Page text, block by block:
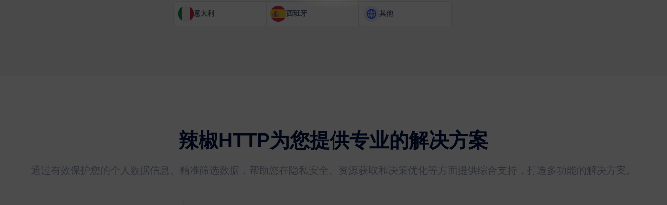
意大利 西班牙 其他
辣椒HTTP为您提供专业的解决方案
通过有效保护您的个人数据信息、精准筛选数据，帮助您在隐私安全、资源获取和决策优化等方面提供综合支持，打造多功能的解决方案。